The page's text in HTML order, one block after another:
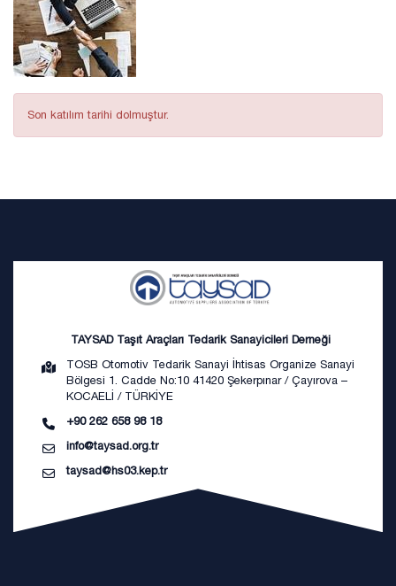
Son katılım tarihi dolmuştur.
TAYSAD Taşıt Araçları Tedarik Sanayicileri Derneği
TOSB Otomotiv Tedarik Sanayi İhtisas Organize Sanayi
Bölgesi 1. Cadde No:10 41420 Şekerpınar / Çayırova –
KOCAELİ / TÜRKİYE
+90 262 658 98 18
info@taysad.org.tr
taysad@hs03.kep.tr